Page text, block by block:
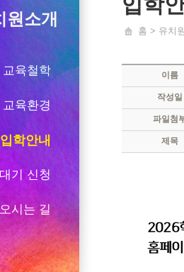
원소개
교육철학
교육환경
입학안내
기 신청
시는 길
홈 > 유치
이름
작성일
파일첨
제목